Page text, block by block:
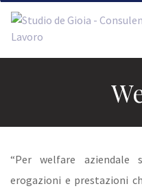
content
“Per welfare
erogazioni e prestazioni